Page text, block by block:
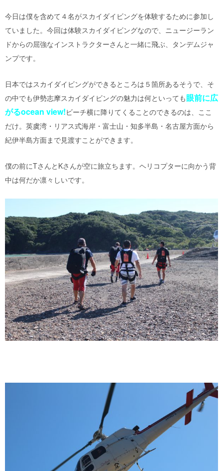
今日は僕を含めて４名がスカイダイビングを体験するために参加し
ていました。今回は体験スカイダイビングなので、ニュージーラン
ドからの屈強なインストラクターさんと一緒に飛ぶ、タンデムジャ
ンプです。
日本ではスカイダイビングができるところは５箇所あるそうで、そ
の中でも伊勢志摩スカイダイビングの魅力は何といっても眼前に広
がるocean view!ビーチ横に降りてくることのできるのは、ここ
だけ。英虞湾・リアス式海岸・富士山・知多半島・名古屋方面から
紀伊半島方面まで見渡すことができます。
僕の前にTさんと Kさんが空に旅立ちます。ヘリコプターに向かう背
中は何だか凛々しいです。